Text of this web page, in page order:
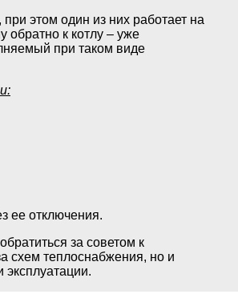
этом один из них работает на
обратно к котлу – уже
при таком виде
ее отключения.
за советом к
схем теплоснабжения, но и
эксплуатации.